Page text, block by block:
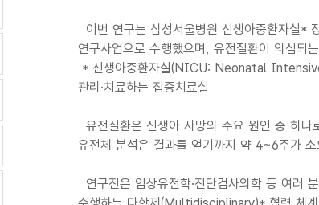
이번 연구는 삼성서울병원 신생아중환자실*
연구사업으로 수행했으며, 유전질환이 의심되
* 신생아중환자실(NICU: Neonatal
관리·치료하는 집중치료실
유전질환은 신생아 사망의 주요 원인 중 하
유전체 분석은 결과를 얻기까지 약 4~6주가
연구진은 임상유전학·진단검사의학 등 여러